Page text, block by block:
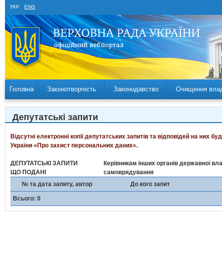
УКР ENG
Головна Законотворчість Законодавство Очищення
Депутатські запити
Відсутні електронні копії депутатських запитів та відповідей на
України «Про захист персональних даних».
ДЕПУТАТСЬКІ ЗАПИТИ
ЩО ПОДАНІ
Керівникам інших органів державної
самоврядування
№ та дата запиту, автор
До кого запит
Всього: 0